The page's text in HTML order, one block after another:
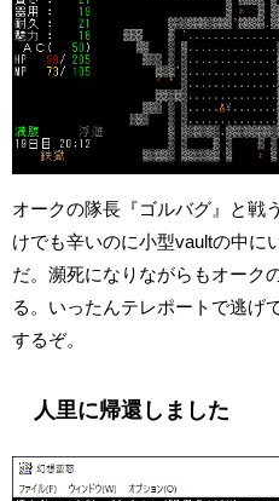
オークの隊長『ゴルバグ』と戦
けでも辛いのに小型vaultの中に
だ。瀕死になりながらもオーク
る。いったんテレポートで逃げ
するぞ。
人里に帰還しました